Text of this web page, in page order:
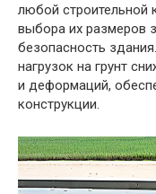
любой строительной
выбора их размеров
безопасность
нагрузок на грунт
и деформаций,
конструкции.